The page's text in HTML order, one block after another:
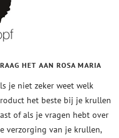
HET AAN ROSA MARIA
je niet zeker weet welk
het beste bij je krullen
of als je vragen hebt over
verzorging van je krullen,